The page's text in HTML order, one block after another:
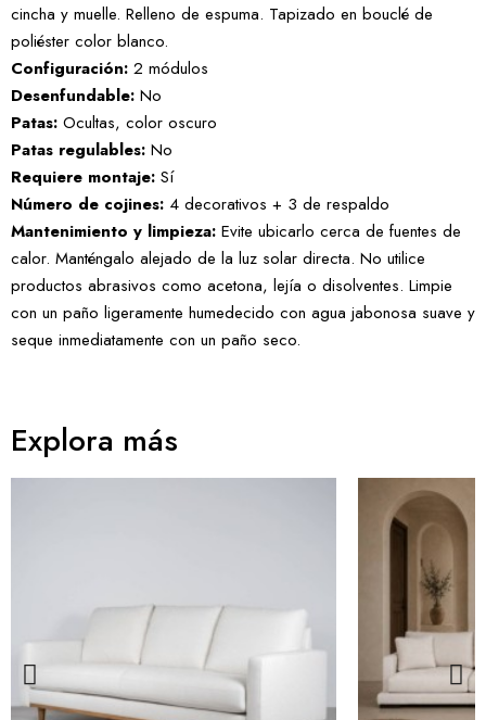
cincha y muelle. Relleno de espuma. Tapizado en bouclé de
poliéster color blanco.
Configuración: 2 módulos
Desenfundable: No
Patas: Ocultas, color oscuro
Patas regulables: No
Requiere montaje: Sí
Número de cojines: 4 decorativos + 3 de respaldo
Mantenimiento y limpieza: Evite ubicarlo cerca de fuentes de
calor. Manténgalo alejado de la luz solar directa. No utilice
productos abrasivos como acetona, lejía o disolventes. Limpie
con un paño ligeramente humedecido con agua jabonosa suave y
seque inmediatamente con un paño seco.
Explora más